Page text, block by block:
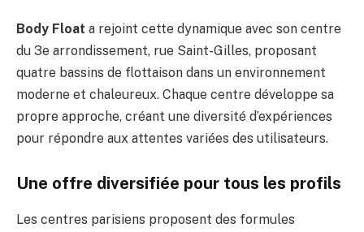
Body Float a rejoint cette dynamique avec son centre
du 3e arrondissement, rue Saint-Gilles, proposant
quatre bassins de flottaison dans un environnement
moderne et chaleureux. Chaque centre développe sa
propre approche, créant une diversité d’expériences
pour répondre aux attentes variées des utilisateurs.
Une offre diversifiée pour tous les profils
Les centres parisiens proposent des formules